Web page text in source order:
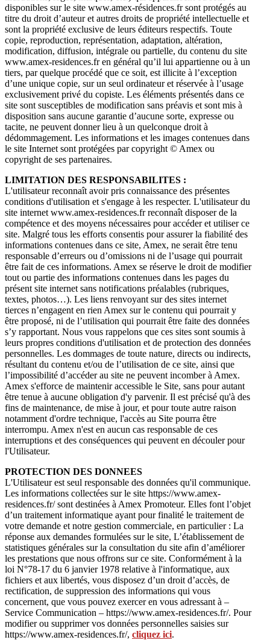
disponibles sur le site www.amex-résidences.fr sont protégés au
titre du droit d’auteur et autres droits de propriété intellectuelle et
sont la propriété exclusive de leurs éditeurs respectifs. Toute
copie, reproduction, représentation, adaptation, altération,
modification, diffusion, intégrale ou partielle, du contenu du site
www.amex-residences.fr en général qu’il lui appartienne ou à un
tiers, par quelque procédé que ce soit, est illicite à l’exception
d’une unique copie, sur un seul ordinateur et réservée à l’usage
exclusivement privé du copiste. Les éléments présentés dans ce
site sont susceptibles de modification sans préavis et sont mis à
disposition sans aucune garantie d’aucune sorte, expresse ou
tacite, ne peuvent donner lieu à un quelconque droit à
dédommagement. Les informations et les images contenues dans
le site Internet sont protégées par copyright © Amex ou
copyright de ses partenaires.
LIMITATION DES RESPONSABILITES :
L'utilisateur reconnaît avoir pris connaissance des présentes
conditions d'utilisation et s'engage à les respecter. L'utilisateur du
site internet www.amex-residences.fr reconnaît disposer de la
compétence et des moyens nécessaires pour accéder et utiliser ce
site. Malgré tous les efforts consentis pour assurer la fiabilité des
informations contenues dans ce site, Amex, ne serait être tenu
responsable d’erreurs ou d’omissions ni de l’usage qui pourrait
être fait de ces informations. Amex se réserve le droit de modifier
tout ou partie des informations contenues dans les pages du
présent site internet sans notifications préalables (rubriques,
textes, photos…). Les liens renvoyant sur des sites internet
tierces n’engagent en rien Amex sur le contenu qui pourrait y
être proposé, ni de l’utilisation qui pourrait être faite des données
s’y rapportant. Nous vous rappelons que ces sites sont soumis à
leurs propres conditions d'utilisation et de protection des données
personnelles. Les dommages de toute nature, directs ou indirects,
résultant du contenu et/ou de l’utilisation de ce site, ainsi que
l’impossibilité d’accéder au site ne peuvent incomber à Amex.
Amex s'efforce de maintenir accessible le Site, sans pour autant
être tenue à aucune obligation d'y parvenir. Il est précisé qu'à des
fins de maintenance, de mise à jour, et pour toute autre raison
notamment d'ordre technique, l'accès au Site pourra être
interrompu. Amex n'est en aucun cas responsable de ces
interruptions et des conséquences qui peuvent en découler pour
l'Utilisateur.
PROTECTION DES DONNEES
L'Utilisateur est seul responsable des données qu'il communique.
Les informations collectées sur le site https://www.amex-
residences.fr/ sont destinées à Amex Promoteur. Elles font l’objet
d’un traitement informatique ayant pour finalité le traitement de
votre demande et notre gestion commerciale, en particulier : La
réponse aux demandes formulées sur le site, L’établissement de
statistiques générales sur la consultation du site afin d’améliorer
les prestations que nous offrons sur ce site. Conformément à la
loi N°78-17 du 6 janvier 1978 relative à l'informatique, aux
fichiers et aux libertés, vous disposez d’un droit d’accès, de
rectification, de suppression des informations qui vous
concernent, que vous pouvez exercer en vous adressant à –
Service Communication – https://www.amex-residences.fr/. Pour
modifier ou supprimer vos données personnelles saisies sur
https://www.amex-residences.fr/, cliquez ici.